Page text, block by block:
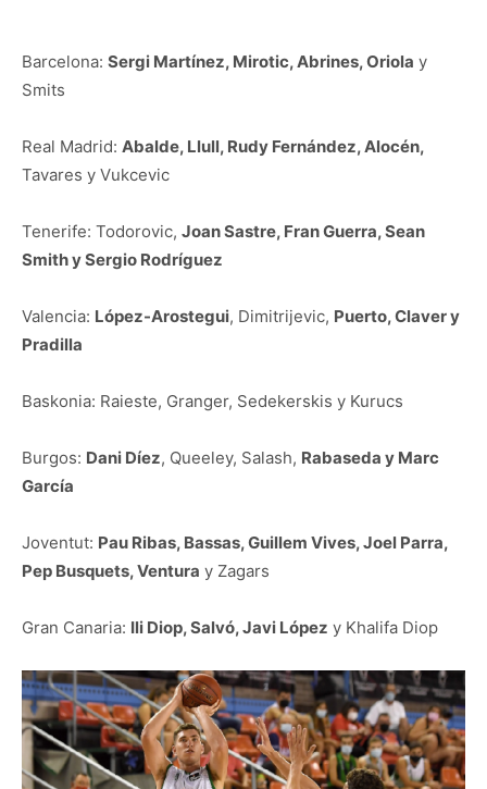
Barcelona: Sergi Martínez, Mirotic, Abrines, Oriola y
Smits
Real Madrid: Abalde, Llull, Rudy Fernández, Alocén,
Tavares y Vukcevic
Tenerife: Todorovic, Joan Sastre, Fran Guerra, Sean
Smith y Sergio Rodríguez
Valencia: López-Arostegui, Dimitrijevic, Puerto, Claver y
Pradilla
Baskonia: Raieste, Granger, Sedekerskis y Kurucs
Burgos: Dani Díez, Queeley, Salash, Rabaseda y Marc
García
Joventut: Pau Ribas, Bassas, Guillem Vives, Joel Parra,
Pep Busquets, Ventura y Zagars
Gran Canaria: Ili Diop, Salvó, Javi López y Khalifa Diop